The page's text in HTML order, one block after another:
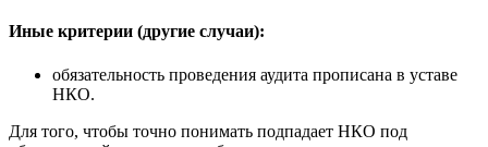
Иные критерии (другие случаи):
обязательность проведения аудита прописана в уставе
НКО.
Для того, чтобы точно понимать подпадает НКО под